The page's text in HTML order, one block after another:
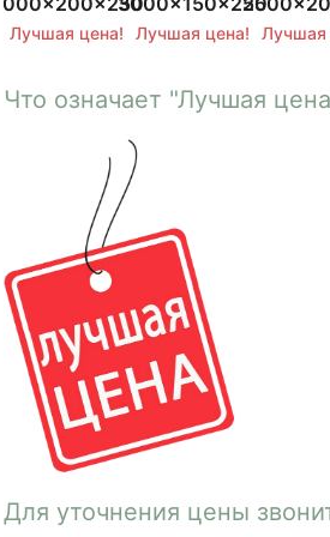
Лучшая цена! Лучшая цена! Лучшая
Что означает "Лучшая
Для уточнения цены